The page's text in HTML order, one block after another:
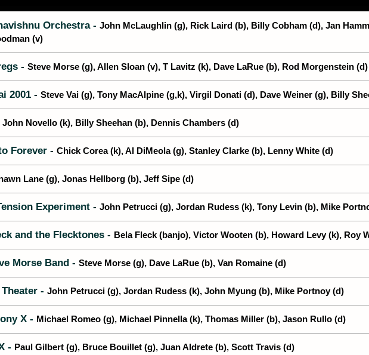
Orchestra - John McLaughlin (g), Rick Laird (b), Billy Cobham (d), Jan
(v)
- Steve Morse (g), Allen Sloan (v), T Lavitz (k), Dave LaRue (b), Rod Morgenstein (d)
2001 - Steve Vai (g), Tony MacAlpine (g,k), Virgil Donati (d), Dave Weiner (g), Billy
John Novello (k), Billy Sheehan (b), Dennis Chambers (d)
Forever - Chick Corea (k), Al DiMeola (g), Stanley Clarke (b), Lenny White (d)
Lane (g), Jonas Hellborg (b), Jeff Sipe (d)
Experiment - John Petrucci (g), Jordan Rudess (k), Tony Levin (b), Mike
and the Flecktones - Bela Fleck (banjo), Victor Wooten (b), Howard Levy (k), Roy
Morse Band - Steve Morse (g), Dave LaRue (b), Van Romaine (d)
- John Petrucci (g), Jordan Rudess (k), John Myung (b), Mike Portnoy (d)
X - Michael Romeo (g), Michael Pinnella (k), Thomas Miller (b), Jason Rullo (d)
- Paul Gilbert (g), Bruce Bouillet (g), Juan Aldrete (b), Scott Travis (d)